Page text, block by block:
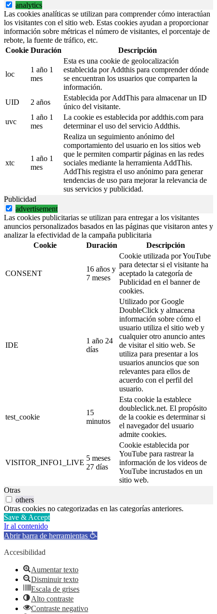
analytics
Las cookies analíticas se utilizan para comprender cómo interactúan
los visitantes con el sitio web. Estas cookies ayudan a proporcionar
información sobre métricas el número de visitantes, el porcentaje de
rebote, la fuente de tráfico, etc.
Cookie Duración Descripción
loc
1 año 1
mes
Esta es una cookie de geolocalización
establecida por Addthis para comprender dónde
se encuentran los usuarios que comparten la
información.
UID
2 años
Establecida por AddThis para almacenar un ID
único del visitante.
uvc
1 año 1
mes
La cookie es establecida por addthis.com para
determinar el uso del servicio Addthis.
xtc
1 año 1
mes
Realiza un seguimiento anónimo del
comportamiento del usuario en los sitios web
que le permiten compartir páginas en las redes
sociales mediante la herramienta AddThis.
AddThis registra el uso anónimo para generar
tendencias de uso para mejorar la relevancia de
sus servicios y publicidad.
Publicidad
advertisement
Las cookies publicitarias se utilizan para entregar a los visitantes
anuncios personalizados basados en las páginas que visitaron antes y
analizar la efectividad de la campaña publicitaria
Cookie
Duración Descripción
CONSENT
16 años y
7 meses
Cookie utilizada por YouTube
para detectar si el visitante ha
aceptado la categoría de
Publicidad en el banner de
cookies.
IDE
1 año 24
días
Utilizado por Google
DoubleClick y almacena
información sobre cómo el
usuario utiliza el sitio web y
cualquier otro anuncio antes
de visitar el sitio web. Se
utiliza para presentar a los
usuarios anuncios que son
relevantes para ellos de
acuerdo con el perfil del
usuario.
test_cookie
15
minutos
Esta cookie la establece
doubleclick.net. El propósito
de la cookie es determinar si
el navegador del usuario
admite cookies.
VISITOR_INFO1_LIVE
5 meses
27 días
Cookie establecida por
YouTube para rastrear la
información de los videos de
YouTube incrustados en un
sitio web.
Otras
others
Otras cookies no categorizadas en las categorías anteriores.
Save & Accept
Ir al contenido
Abrir barra de herramientas
Accesibilidad
Aumentar texto
Disminuir texto
Escala de grises
Alto contraste
Contraste negativo